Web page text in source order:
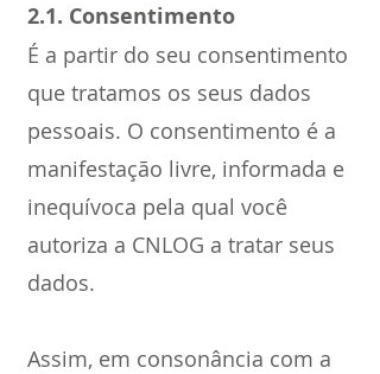
2.1. Consentimento
É a partir do seu consentimento
que tratamos os seus dados
pessoais. O consentimento é a
manifestação livre, informada e
inequívoca pela qual você
autoriza a CNLOG a tratar seus
dados.
Assim, em consonância com a